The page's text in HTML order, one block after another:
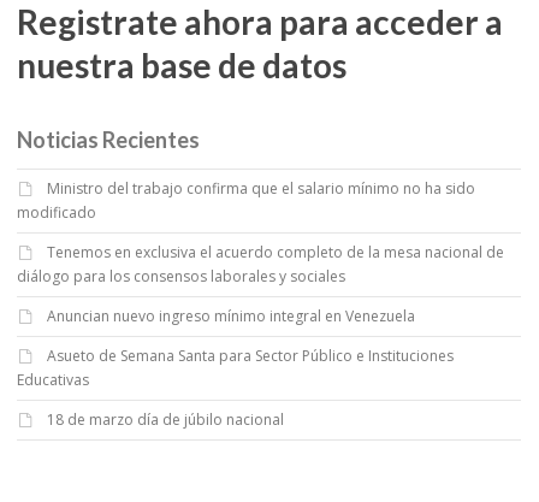
Registrate ahora para acceder a
nuestra base de datos
Noticias Recientes
Ministro del trabajo confirma que el salario mínimo no ha sido
modificado
Tenemos en exclusiva el acuerdo completo de la mesa nacional de
diálogo para los consensos laborales y sociales
Anuncian nuevo ingreso mínimo integral en Venezuela
Asueto de Semana Santa para Sector Público e Instituciones
Educativas
18 de marzo día de júbilo nacional